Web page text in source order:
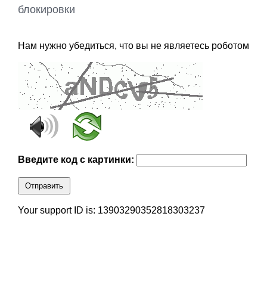
блокировки
Нам нужно убедиться, что вы не являетесь роботом
Введите код с картинки:
Отправить
Your support ID is: 13903290352818303237